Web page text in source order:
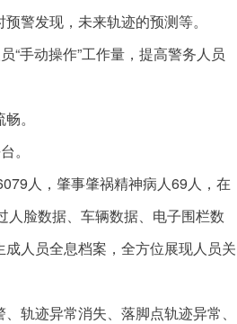
发现，未来轨迹的预测等。
手动操作”工作量，提高警务人员
。
。
人，肇事肇祸精神病人69人，在
脸数据、车辆数据、电子围栏数
人员全息档案，全方位展现人员关
迹异常消失、落脚点轨迹异常、